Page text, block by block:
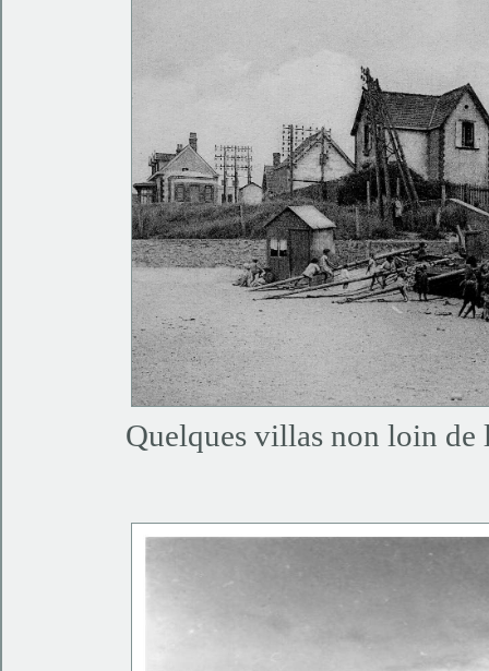
Quelques villas non loin de